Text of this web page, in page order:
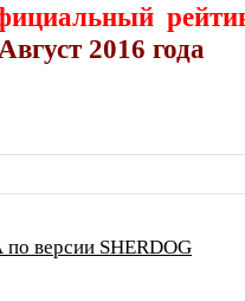
Август 2016 года
версии SHERDOG